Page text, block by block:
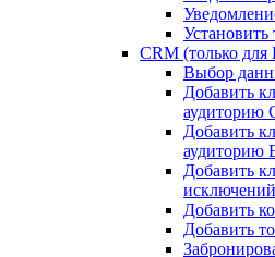
Установить
CRM (только для
Выбор
Добавить
аудиторию
Добавить
аудиторию
Добавить
исключений
Добавить
Добавить